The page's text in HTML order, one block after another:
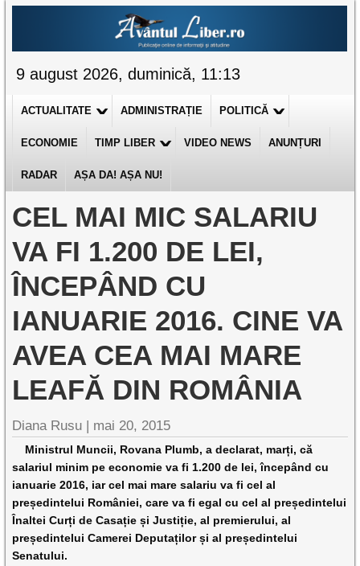
9 august 2026, duminică, 11:13
ACTUALITATE ADMINISTRAȚIE POLITICĂ
ECONOMIE TIMP LIBER VIDEO NEWS ANUNȚURI
RADAR AȘA DA! AȘA NU!
CEL MAI MIC SALARIU
VA FI 1.200 DE LEI,
ÎNCEPÂND CU
IANUARIE 2016. CINE VA
AVEA CEA MAI MARE
LEAFĂ DIN ROMÂNIA
Diana Rusu | mai 20, 2015
Ministrul Muncii, Rovana Plumb, a declarat, marți, că
salariul minim pe economie va fi 1.200 de lei, începând cu
ianuarie 2016, iar cel mai mare salariu va fi cel al
președintelui României, care va fi egal cu cel al președintelui
Înaltei Curți de Casație și Justiție, al premierului, al
președintelui Camerei Deputaților și al președintelui
Senatului.